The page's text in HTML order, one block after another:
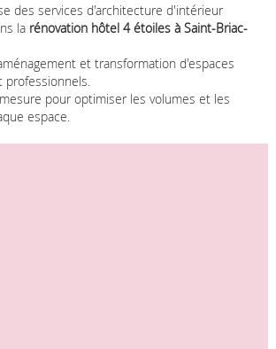
des services d'architecture d'intérieur
la rénovation hôtel 4 étoiles à Saint-Briac-
et transformation d'espaces
professionnels.
pour optimiser les volumes et les
espace.